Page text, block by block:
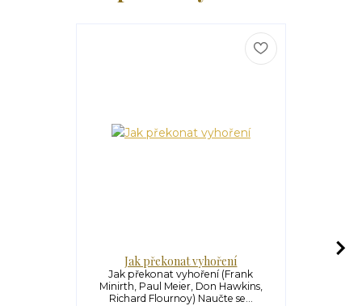
Jak překonat vyhoření
Jak překonat vyhoření (Frank
Minirth, Paul Meier, Don Hawkins,
Richard Flournoy) Naučte se...